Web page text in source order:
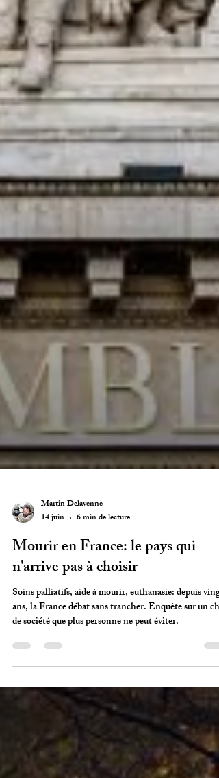
Martin Delavenne
14 juin
6 min de lecture
Mourir en France: le pays qui
n'arrive pas à choisir
Soins palliatifs, aide à mourir, euthanasie: depuis vingt
ans, la France débat sans trancher. Enquête sur un
de société que plus personne ne peut éviter.